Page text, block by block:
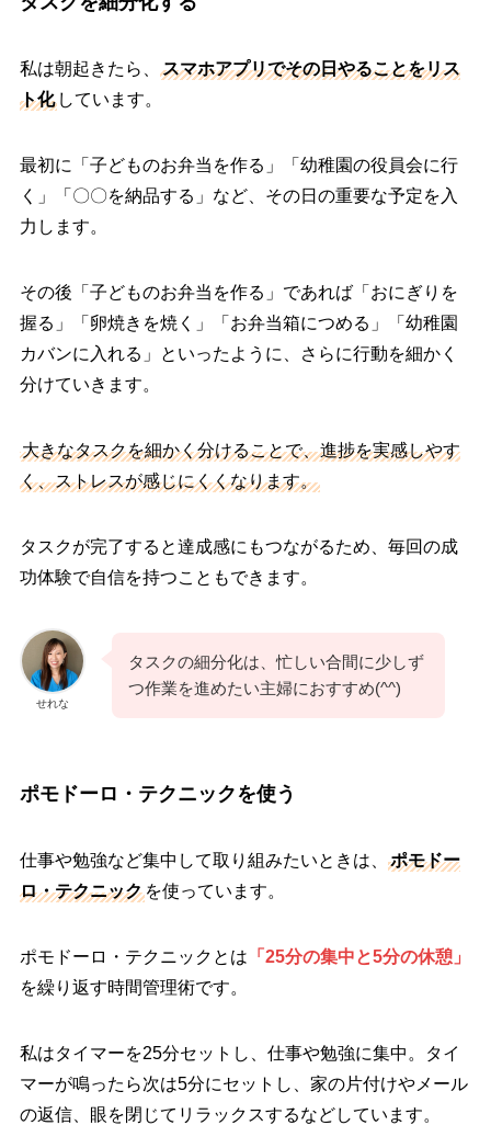
私は朝起きたら、
スマホアプリでその日やることをリス
ト化しています。
最初に「子どものお弁当を作る」「幼稚園の役員会に行
く」「〇〇を納品する」など、その日の重要な予定を入
力します。
その後「子どものお弁当を作る」であれば「おにぎりを
握る」「卵焼きを焼く」「お弁当箱につめる」「幼稚園
カバンに入れる」といったように、さらに行動を細かく
分けていきます。
大きなタスクを細かく分けることで、進捗を実感しやす
く、ストレスが感じにくくなります。
タスクが完了すると達成感にもつながるため、毎回の成
功体験で自信を持つこともできます。
せれな
タスクの細分化は、忙しい合間に少しず
つ作業を進めたい主婦におすすめ(^^)
ポモドーロ・テクニックを使う
仕事や勉強など集中して取り組みたいときは、
ポモドー
ロ・テクニックを使っています。
ポモドーロ・テクニックとは 「25分の集中と5分の休憩」
を繰り返す時間管理術です。
私はタイマーを25分セットし、仕事や勉強に集中。タイ
マーが鳴ったら次は5分にセットし、家の片付けやメール
の返信、眼を閉じてリラックスするなどしています。